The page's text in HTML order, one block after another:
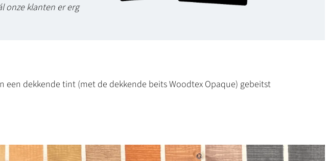
onze klanten er erg
dekkende tint (met de dekkende beits Woodtex Opaque) gebeitst